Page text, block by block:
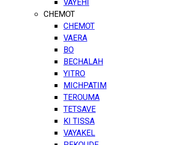
VAYEHI
CHEMOT
CHEMOT
VAERA
BO
BECHALAH
YITRO
MICHPATIM
TEROUMA
TETSAVE
KI TISSA
VAYAKEL